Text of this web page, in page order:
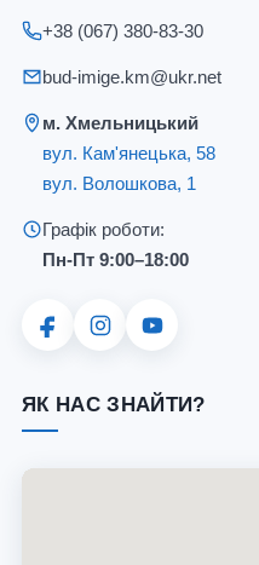
+38 (067) 380-83-30
bud-imige.km@ukr.net
м. Хмельницький
вул. Кам'янецька, 58
вул. Волошкова, 1
Графік роботи:
Пн-Пт 9:00–18:00
ЯК НАС ЗНАЙТИ?